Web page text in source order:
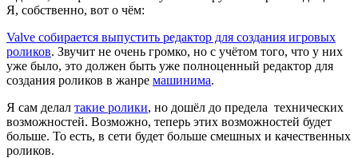
Я, собственно, вот о чём:
Valve собирается выпустить редактор для создания игровых
роликов. Звучит не очень громко, но с учётом того, что у них
уже было, это должен быть уже полноценный редактор для
создания роликов в жанре машинима.
Я сам делал такие ролики, но дошёл до предела технических
возможностей. Возможно, теперь этих возможностей будет
больше. То есть, в сети будет больше смешных и качественных
роликов.